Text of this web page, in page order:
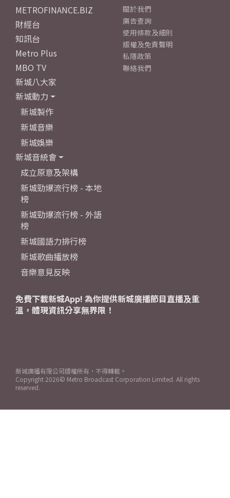
METROFINANCE.BIZ
財經台
知訊台
Metro Plus
MBO TV
新城八大家
新城動力
新城製作
新城音樂
新城娛樂
新城音統會
成立原意及架構
新城勁爆流行榜 - 本地
榜
新城勁爆流行榜 - 外語
榜
新城國語力排行榜
新城歌曲播放榜
音樂意見反映
關於我們
廣告查詢
使用條款及細則
版權及免責聲明
私隱政策
聯絡我們
免費下載新城App! 為你提供新城廣播節目直播及重
溫，體現資訊分享無界限！
新城廣播有限公司版權所有，不得轉載。
Copyright 2026© Metro Broadcast Corporation Limited. All rights
reserved.